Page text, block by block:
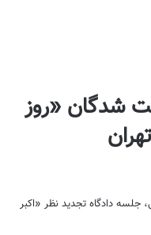
شدگان «روز
جلسه دادگاه تجدید نظر «اکبر